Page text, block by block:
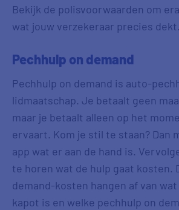
Bekijk de polisvoorwaarden om
wat jouw verzekeraar precies dekt.
Pechhulp on demand
Pechhulp on demand is auto-
lidmaatschap. Je betaalt geen
maar je betaalt alleen op het
ervaart. Kom je stil te staan? Dan
app wat er aan de hand is.
te horen wat de hulp gaat kosten.
demand-kosten hangen af van
kapot is en welke pechhulp on